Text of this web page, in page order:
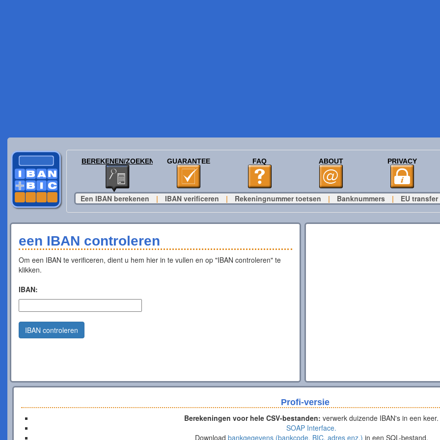
BEREKENEN/ZOEKEN GUARANTEE FAQ ABOUT PRIVACY
Een IBAN berekenen | IBAN verificeren | Rekeningnummer toetsen | Banknummers | EU transfer
een IBAN controleren
Om een IBAN te verificeren, dient u hem hier in te vullen en op "IBAN controleren" te
klikken.
IBAN:
IBAN controleren
Profi-versie
Berekeningen voor hele CSV-bestanden: verwerk duizende IBAN's in een keer.
SOAP Interface.
Download bankgegevens (bankcode, BIC, adres enz.) in een SQL-bestand.